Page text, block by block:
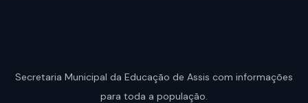
Secretaria Municipal da Educação de Assis com informações
para toda a população.